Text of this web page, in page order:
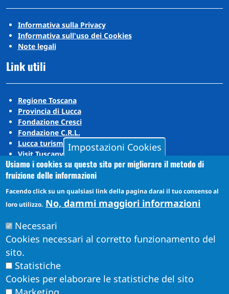
Informativa sulla Privacy
Informativa sull'uso dei Cookies
Note legali
Link utili
Regione Toscana
Provincia di Lucca
Fondazione Cresci
Fondazione C.R.L.
Lucca turismo
Visit Tuscany
Puccini Lands
Social media
YouTube
Impostazioni Cookies
Usiamo i cookies su questo sito per migliorare il metodo di
fruizione delle informazioni
Facendo click su un qualsiasi link della pagina darai il tuo consenso al
loro utilizzo. No, dammi maggiori informazioni
Necessari
Cookies necessari al corretto funzionamento del
sito.
Statistiche
Cookies per elaborare le statistiche del sito